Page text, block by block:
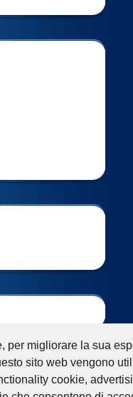
per migliorare la sua
sito web vengono
cookie,